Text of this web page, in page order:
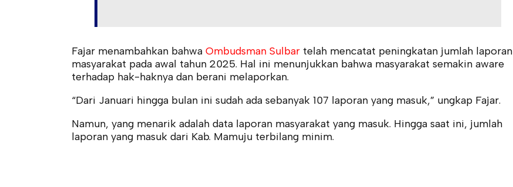
Fajar menambahkan bahwa Ombudsman Sulbar telah mencatat peningkatan jumlah laporan
masyarakat pada awal tahun 2025. Hal ini menunjukkan bahwa masyarakat semakin aware
terhadap hak-haknya dan berani melaporkan.
“Dari Januari hingga bulan ini sudah ada sebanyak 107 laporan yang masuk,” ungkap Fajar.
Namun, yang menarik adalah data laporan masyarakat yang masuk. Hingga saat ini, jumlah
laporan yang masuk dari Kab. Mamuju terbilang minim.